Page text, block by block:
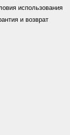
использования
и возврат